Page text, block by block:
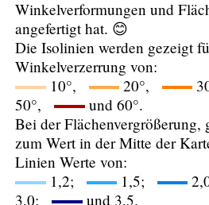
Winkelverformungen und
angefertigt hat. 😊
Die Isolinien werden gezeigt
Winkelverzerrung von:
10°,
20°,
50°,
und 60°.
Bei der Flächenvergrößerung,
zum Wert in der Mitte der
Linien Werte von:
1,2;
1,5;
3,0;
und 3,5.